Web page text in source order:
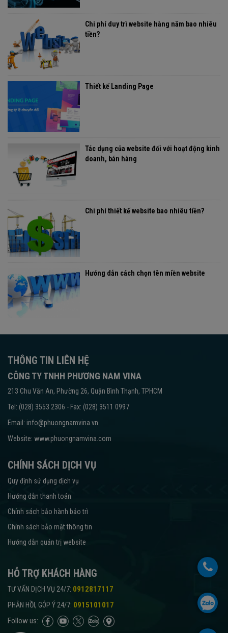
Chi phí duy trì website hàng năm bao nhiêu
tiền?
Thiết kế Landing Page
Tác dụng của website đối với hoạt động kinh
doanh, bán hàng
Chi phí thiết kế website bao nhiêu tiền?
Hướng dẫn cách chọn tên miền website
THÔNG TIN LIÊN HỆ
CÔNG TY TNHH PHƯƠNG NAM VINA
213 Chu Văn An, Phường 26, Quận Bình Thạnh, TPHCM
Tel: (028) 3553 2306 - Fax: (028) 3511 0997
Email: info@phuongnamvina.vn
Website: www.phuongnamvina.com
CHÍNH SÁCH DỊCH VỤ
Quy định sử dụng dịch vụ
Hướng dẫn thanh toán
Chính sách bảo hành bảo trì
Chính sách bảo mật thông tin
Hướng dẫn quản trị website
HỖ TRỢ KHÁCH HÀNG
TƯ VẤN DỊCH VỤ 24/7: 0912817117
PHẢN HỒI, GÓP Ý 24/7: 0915101017
Follow us: